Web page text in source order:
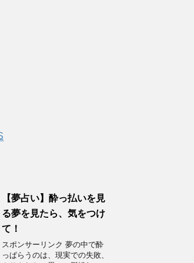
【夢占い】酔っ払いを見
る夢を見たら、気をつけ
て！
スポンサーリンク 夢の中で酔
っぱらうのは、現実での失敗、